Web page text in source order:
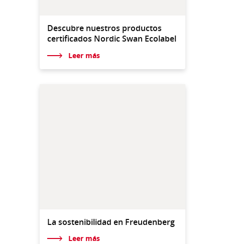
Descubre nuestros productos
certificados Nordic Swan Ecolabel
Leer más
La sostenibilidad en Freudenberg
Leer más